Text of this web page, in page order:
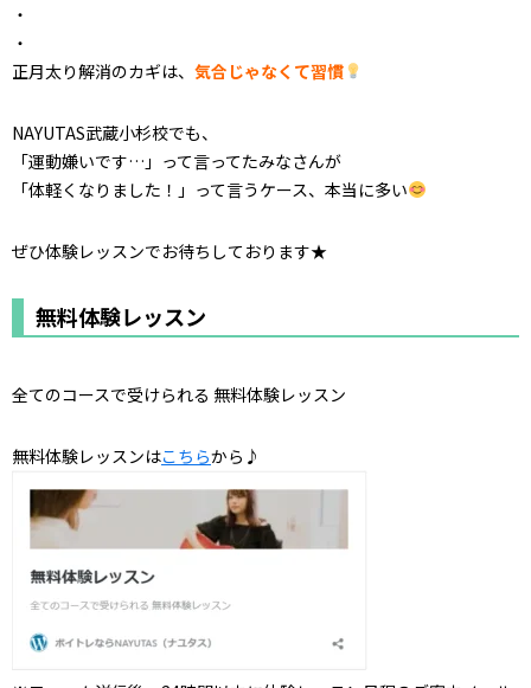
・
・
正月太り解消のカギは、 気合じゃなくて習慣
NAYUTAS武蔵小杉校でも、
「運動嫌いです…」って言ってたみなさんが
「体軽くなりました！」って言うケース、本当に多い
ぜひ体験レッスンでお待ちしております★
無料体験レッスン
全てのコースで受けられる 無料体験レッスン
無料体験レッスンはこちらから♪